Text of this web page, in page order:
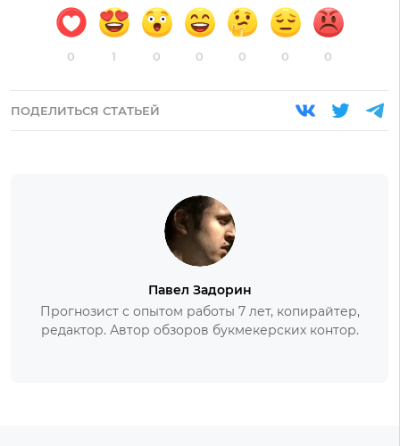
0 1 0 0 0 0 0
ПОДЕЛИТЬСЯ СТАТЬЕЙ
Павел Задорин
Прогнозист с опытом работы 7 лет, копирайтер,
редактор. Автор обзоров букмекерских контор.